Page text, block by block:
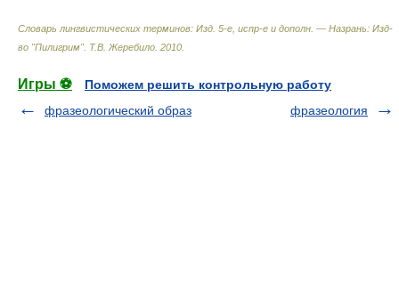
Словарь лингвистических терминов: Изд. 5-е, испр-е и дополн. — Назрань: Изд-
во "Пилигрим". Т.В. Жеребило 2010
Игры ⚽
Поможем решить контрольную работу
фразеологический образ
фразеология